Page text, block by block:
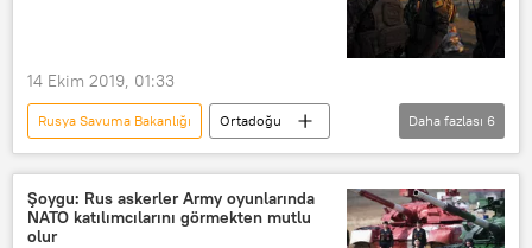
14 Ekim 2019, 01:33
Rusya Savuma Bakanlığı
Ortadoğu
DÜNYA
Haberler
Rusya
IŞİD Cezaevi
Daha fazlası 6
Şoygu: Rus askerler Army oyunlarında
NATO katılımcılarını görmekten mutlu
olur